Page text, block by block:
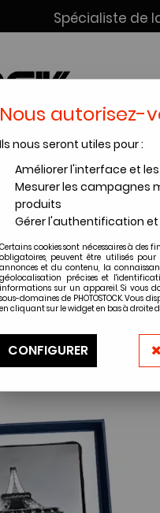
Spécialiste de
SERVICE DÉV. +
archives / Pochettes
Nous autorisez-
Ils nous seront utiles pour :
Améliorer l'interface et
Mesurer les campagnes
produits
Gérer l'authentification
Certains cookies sont nécessaires à des
obligatoires, peuvent être utilisés
annonces et du contenu, la
géolocalisation précises et
informations sur un appareil. Si vous
sous-domaines de PHOTOSTOCK.
en cliquant sur le widget en bas à droite
CONFIGURER